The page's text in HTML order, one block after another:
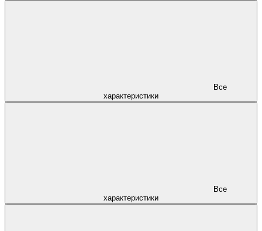
характеристики
характеристики